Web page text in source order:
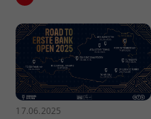
17.06.2025